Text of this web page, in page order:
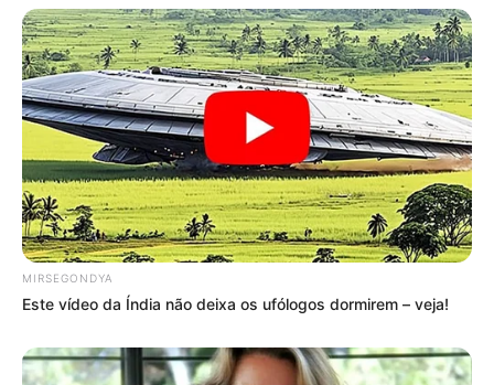
62444 ACS Iara Paula Teodoro da Silveira ***.246.136-** APTO ao
MIRSEGONDYA
Este vídeo da Índia não deixa os ufólogos dormirem – veja!